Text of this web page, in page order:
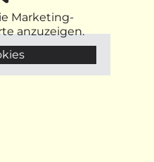
Marketing-
anzuzeigen.